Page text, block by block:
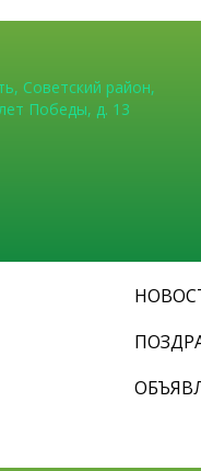
Советский район,
Победы, д. 13